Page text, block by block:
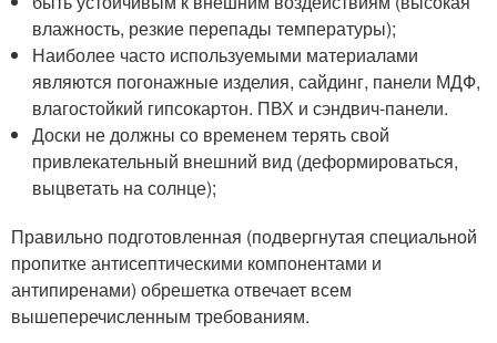
влажность, резкие перепады температуры);
Наиболее часто используемыми материалами
являются погонажные изделия, сайдинг, панели МДФ,
влагостойкий гипсокартон. ПВХ и сэндвич-панели.
Доски не должны со временем терять свой
привлекательный внешний вид (деформироваться,
выцветать на солнце);
Правильно подготовленная (подвергнутая специальной
пропитке антисептическими компонентами и
антипиренами) обрешетка отвечает всем
вышеперечисленным требованиям.